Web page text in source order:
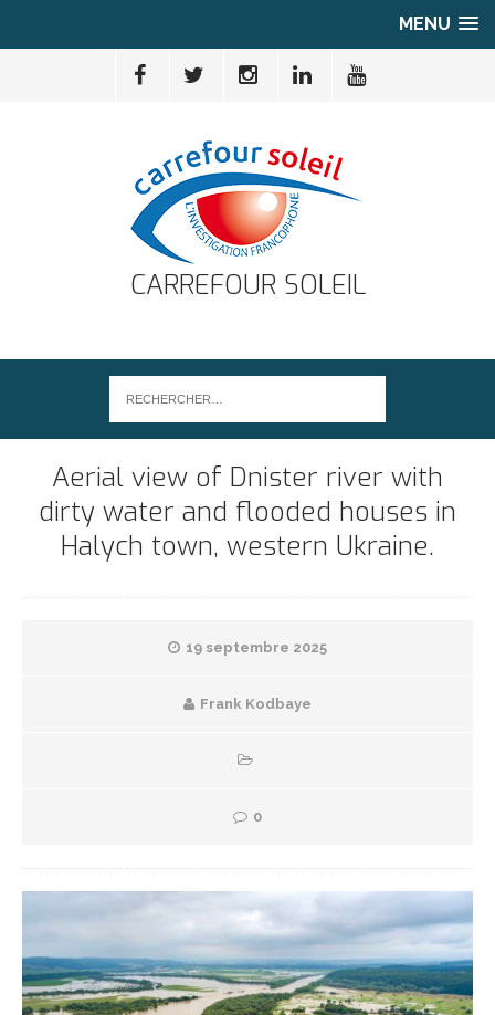
MENU
CARREFOUR SOLEIL
Aerial view of Dnister river with
dirty water and flooded houses in
Halych town, western Ukraine.
19 septembre 2025
Frank Kodbaye
0